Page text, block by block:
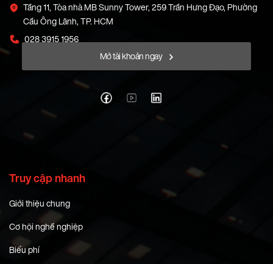
Mở tài khoản ngay
Tầng 11, Tòa nhà MB Sunny Tower, 259 Trần Hưng Đạo, Phường
Cầu Ông Lãnh, TP. HCM
028 3915 1956
Truy cập nhanh
Giới thiệu chung
Cơ hội nghề nghiệp
Biểu phí